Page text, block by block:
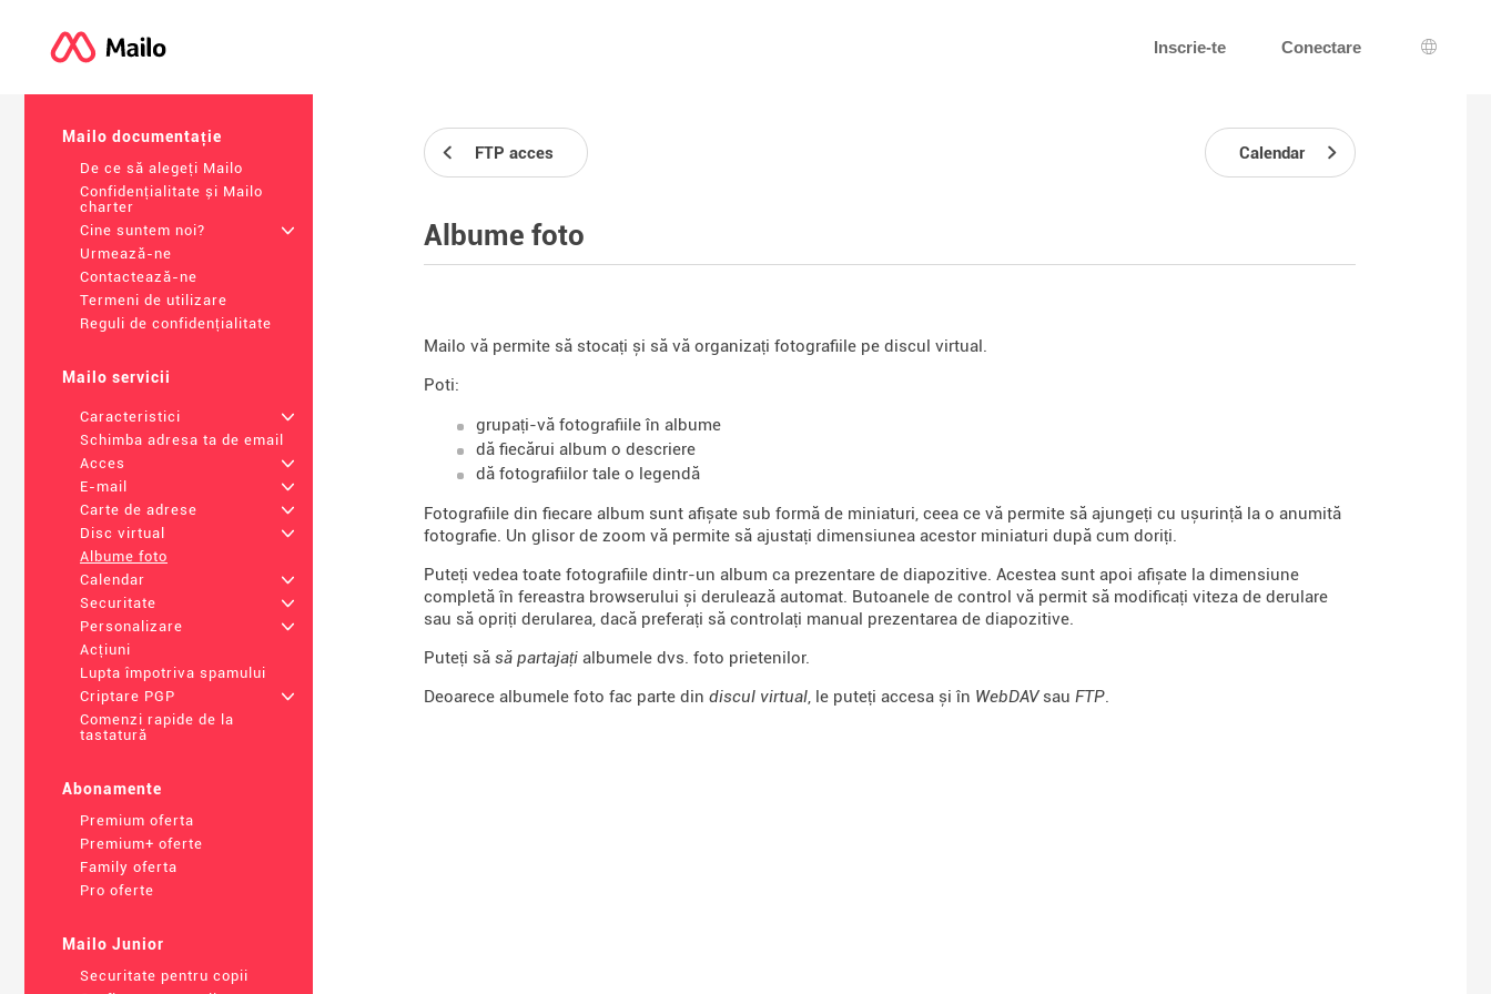
Inscrie-te Conectare
Mailo documentație
De ce să alegeți Mailo
Confidențialitate și Mailo
charter
Cine suntem noi?
+
Urmează-ne
Contactează-ne
Termeni de utilizare
Reguli de confidențialitate
Mailo servicii
Caracteristici
+
Schimba adresa ta de email
Acces
+
E-mail
+
Carte de adrese
+
Disc virtual
+
Albume foto
Calendar
+
Securitate
+
Personalizare
+
Acțiuni
Lupta împotriva spamului
Criptare PGP
+
Comenzi rapide de la
tastatură
Abonamente
Premium oferta
Premium+ oferte
Family oferta
Pro oferte
Mailo Junior
Securitate pentru copii
FTP acces Calendar
Albume foto
Mailo vă permite să stocați și să vă organizați fotografiile pe discul virtual.
Poti:
grupați-vă fotografiile în albume
dă fiecărui album o descriere
dă fotografiilor tale o legendă
Fotografiile din fiecare album sunt afișate sub formă de miniaturi, ceea ce vă permite să ajungeți cu ușurință la o anumită
fotografie. Un glisor de zoom vă permite să ajustați dimensiunea acestor miniaturi după cum doriți.
Puteți vedea toate fotografiile dintr-un album ca prezentare de diapozitive. Acestea sunt apoi afișate la dimensiune
completă în fereastra browserului și derulează automat. Butoanele de control vă permit să modificați viteza de derulare
sau să opriți derularea, dacă preferați să controlați manual prezentarea de diapozitive.
Puteți să să partajați albumele dvs. foto prietenilor.
Deoarece albumele foto fac parte din discul virtual, le puteți accesa și în WebDAVsau FTP.